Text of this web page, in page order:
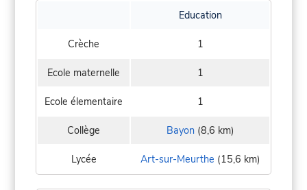
Education
Crèche 1
Ecole maternelle 1
Ecole élementaire 1
Collège Bayon(8,6 km)
Lycée Art-sur-Meurthe (15,6 km)